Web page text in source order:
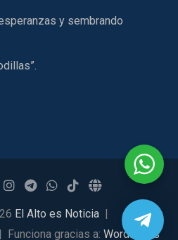
y sembrando
El Alto es Noticia
Funciona gracias a: WordPress